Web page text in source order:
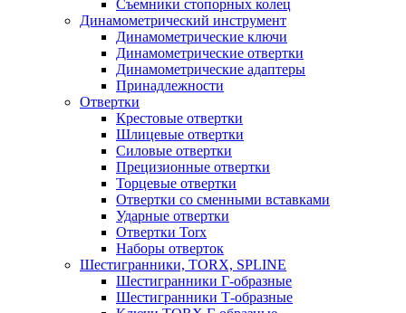
Съемники стопорных колец
Динамометрический инструмент
Динамометрические ключи
Динамометрические отвертки
Динамометрические адаптеры
Принадлежности
Отвертки
Крестовые отвертки
Шлицевые отвертки
Силовые отвертки
Прецизионные отвертки
Торцевые отвертки
Отвертки со сменными вставками
Ударные отвертки
Отвертки Torx
Наборы отверток
Шестигранники, TORX, SPLINE
Шестигранники Г-образные
Шестигранники Т-образные